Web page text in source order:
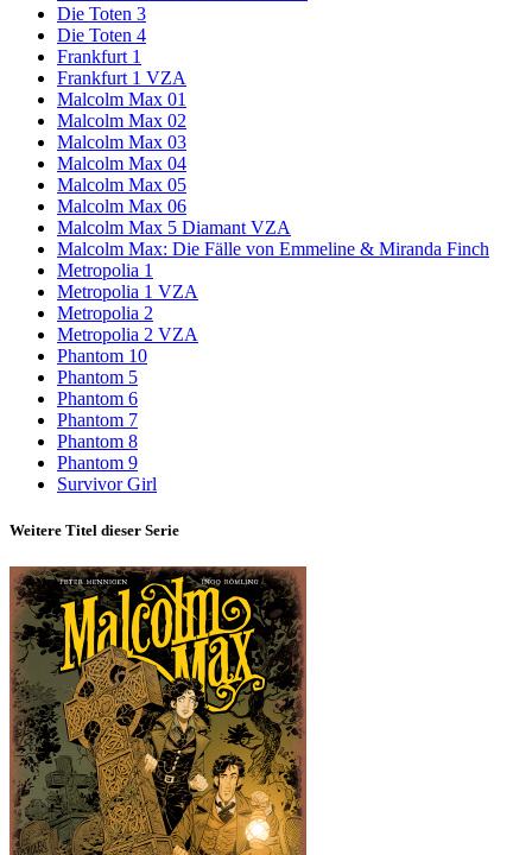
Die Toten 3
Die Toten 4
Frankfurt 1
Frankfurt 1 VZA
Malcolm Max 01
Malcolm Max 02
Malcolm Max 03
Malcolm Max 04
Malcolm Max 05
Malcolm Max 06
Malcolm Max 5 Diamant VZA
Malcolm Max: Die Fälle von Emmeline & Miranda Finch
Metropolia 1
Metropolia 1 VZA
Metropolia 2
Metropolia 2 VZA
Phantom 10
Phantom 5
Phantom 6
Phantom 7
Phantom 8
Phantom 9
Survivor Girl
Weitere Titel dieser Serie